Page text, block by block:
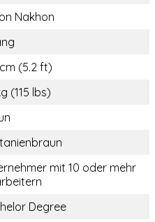
Nakhon
(5.2 ft)
(115 lbs)
mit 10 oder mehr
Degree